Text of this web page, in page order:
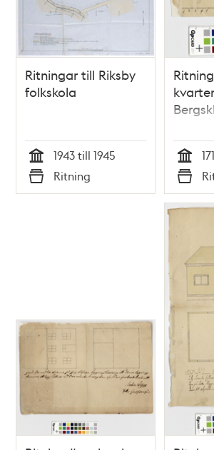
Ritningar till Riksby
folkskola
Tid
1943 till 1945
Typ
Ritning Tid
Typ